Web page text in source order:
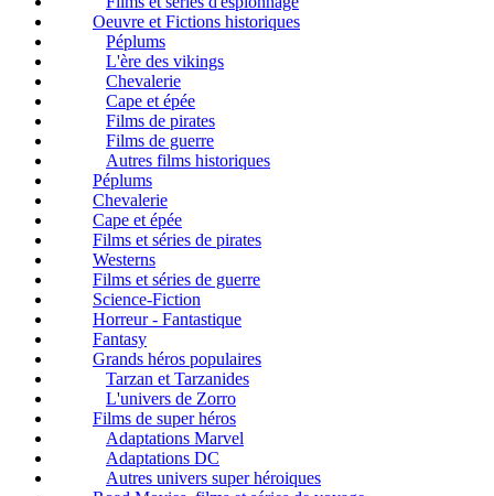
Oeuvre et Fictions historiques
Péplums
L'ère des vikings
Chevalerie
Cape et épée
Films de pirates
Films de guerre
Autres films historiques
Péplums
Chevalerie
Cape et épée
Films et séries de pirates
Westerns
Films et séries de guerre
Science-Fiction
Horreur - Fantastique
Fantasy
Grands héros populaires
Tarzan et Tarzanides
L'univers de Zorro
Films de super héros
Adaptations Marvel
Adaptations DC
Autres univers super héroiques